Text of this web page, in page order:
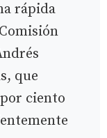
rápida
que
ciento